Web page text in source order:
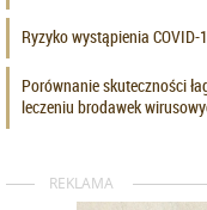
Ryzyko wystąpienia
Porównanie skuteczności
leczeniu brodawek
REKLAMA